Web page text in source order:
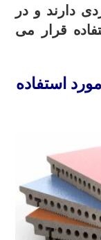
دارند و در
قرار می
استفاده